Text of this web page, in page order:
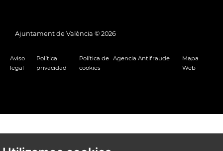
Ajuntament de València © 2026
Aviso
legal
Política
privacidad
Política de
cookies
Agencia Antifraude
Mapa
Web